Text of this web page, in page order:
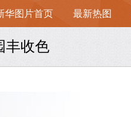
华图片首页 最新热图
丰收色